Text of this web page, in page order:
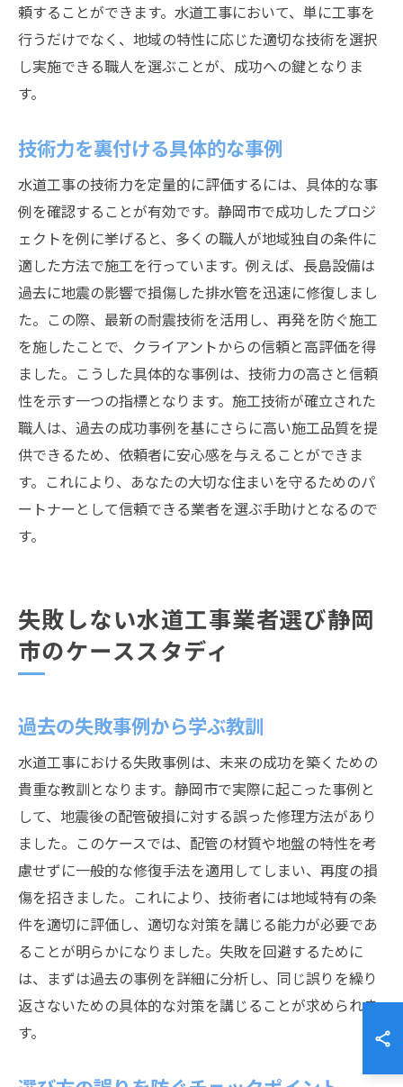
頼することができます。水道工事において、単に工事を
行うだけでなく、地域の特性に応じた適切な技術を選択
し実施できる職人を選ぶことが、成功への鍵となりま
す。
技術力を裏付ける具体的な事例
水道工事の技術力を定量的に評価するには、具体的な事
例を確認することが有効です。静岡市で成功したプロジ
ェクトを例に挙げると、多くの職人が地域独自の条件に
適した方法で施工を行っています。例えば、長島設備は
過去に地震の影響で損傷した排水管を迅速に修復しまし
た。この際、最新の耐震技術を活用し、再発を防ぐ施工
を施したことで、クライアントからの信頼と高評価を得
ました。こうした具体的な事例は、技術力の高さと信頼
性を示す一つの指標となります。施工技術が確立された
職人は、過去の成功事例を基にさらに高い施工品質を提
供できるため、依頼者に安心感を与えることができま
す。これにより、あなたの大切な住まいを守るためのパ
ートナーとして信頼できる業者を選ぶ手助けとなるので
す。
失敗しない水道工事業者選び静岡
市のケーススタディ
過去の失敗事例から学ぶ教訓
水道工事における失敗事例は、未来の成功を築くための
貴重な教訓となります。静岡市で実際に起こった事例と
して、地震後の配管破損に対する誤った修理方法があり
ました。このケースでは、配管の材質や地盤の特性を考
慮せずに一般的な修復手法を適用してしまい、再度の損
傷を招きました。これにより、技術者には地域特有の条
件を適切に評価し、適切な対策を講じる能力が必要であ
ることが明らかになりました。失敗を回避するために
は、まずは過去の事例を詳細に分析し、同じ誤りを繰り
返さないための具体的な対策を講じることが求められま
す。